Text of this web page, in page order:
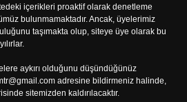
içerikleri proaktif olarak denetleme
bulunmamaktadır. Ancak, üyelerimiz
taşımakta olup, siteye üye olarak bu
aykırı olduğunu düşündüğünüz
adresine bildirmeniz halinde,
sitemizden kaldırılacaktır.